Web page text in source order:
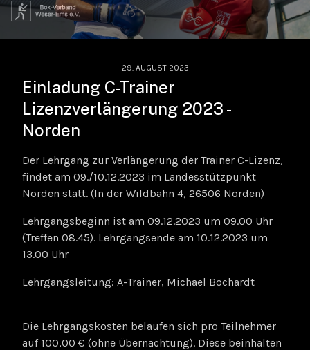
29. AUGUST 2023
Einladung C-Trainer
Lizenzverlängerung 2023 -
Norden
Der Lehrgang zur Verlängerung der Trainer C-Lizenz,
findet am 09./10.12.2023 im Landesstützpunkt
Norden statt. (In der Wildbahn 4, 26506 Norden)
Lehrgangsbeginn ist am 09.12.2023 um 09.00 Uhr
(Treffen 08.45). Lehrgangsende am 10.12.2023 um
13.00 Uhr
Lehrgangsleitung: A-Trainer, Michael Bochardt
Die Lehrgangskosten belaufen sich pro Teilnehmer
auf 100,00 € (ohne Übernachtung). Diese beinhalten